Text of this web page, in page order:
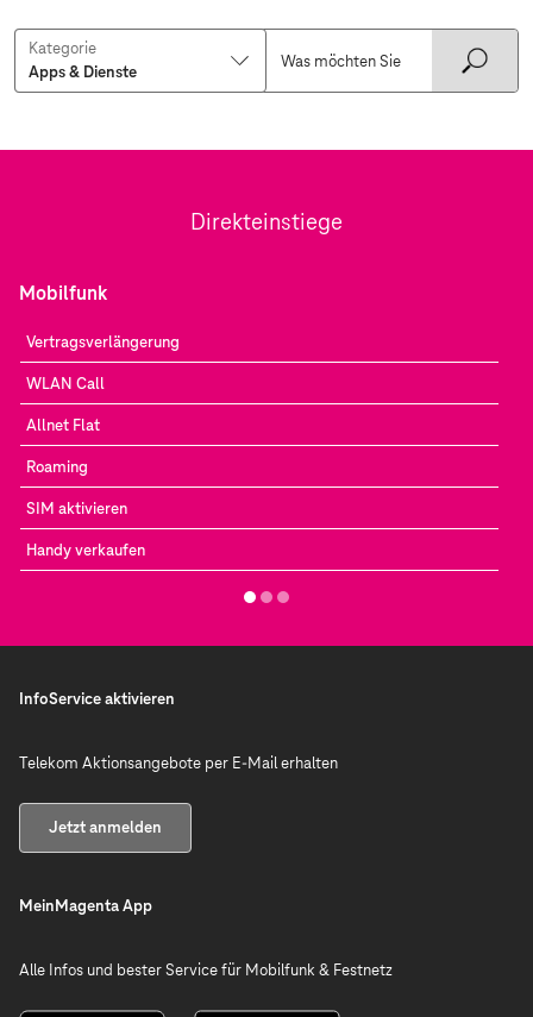
Kategorie
Direkteinstiege
Mobilfunk
Vertragsverlängerung
WLAN Call
Allnet Flat
Roaming
SIM aktivieren
Handy verkaufen
InfoService aktivieren
Telekom Aktionsangebote per E-Mail erhalten
Jetzt anmelden
MeinMagenta App
Alle Infos und bester Service für Mobilfunk & Festnetz